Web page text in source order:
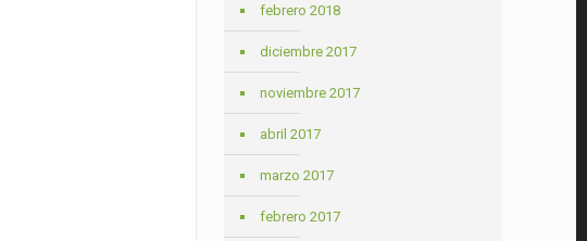
febrero 2018
diciembre 2017
noviembre 2017
abril 2017
marzo 2017
febrero 2017